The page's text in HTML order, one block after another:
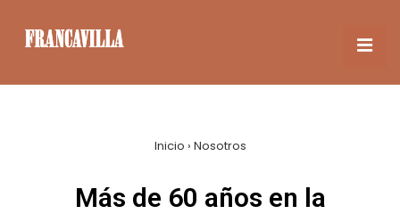
Inicio › Nosotros
Más de 60 años en la